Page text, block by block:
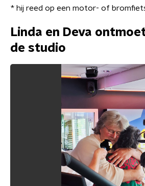
* hij reed op een motor- of
Linda en Deva
de studio